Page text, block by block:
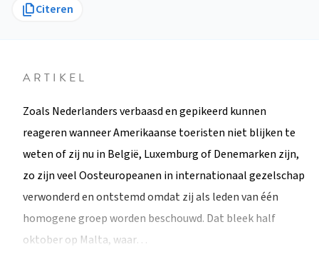
Citeren
ARTIKEL
Zoals Nederlanders verbaasd en gepikeerd kunnen
reageren wanneer Amerikaanse toeristen niet blijken te
weten of zij nu in België, Luxemburg of Denemarken zijn,
zo zijn veel Oosteuropeanen in internationaal gezelschap
verwonderd en ontstemd omdat zij als leden van één
homogene groep worden beschouwd. Dat bleek half
oktober op Malta, waar…